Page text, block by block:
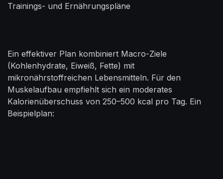
Trainings- und Ernährungspläne
Ein effektiver Plan kombiniert Macro-Ziele
(Kohlenhydrate, Eiweiß, Fette) mit
mikronährstoffreichen Lebensmitteln. Für den
Muskelaufbau empfiehlt sich ein moderates
Kalorienüberschuss von 250–500 kcal pro Tag. Ein
Beispielplan: